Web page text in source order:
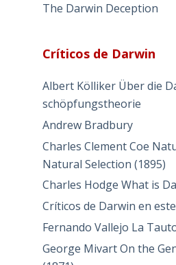
The Darwin Deception
Críticos de Darwin
Albert Kölliker Über die
schöpfungstheorie
Andrew Bradbury
Charles Clement Coe
Natural Selection (1895)
Charles Hodge What is
Críticos de Darwin en
Fernando Vallejo La
George Mivart On the